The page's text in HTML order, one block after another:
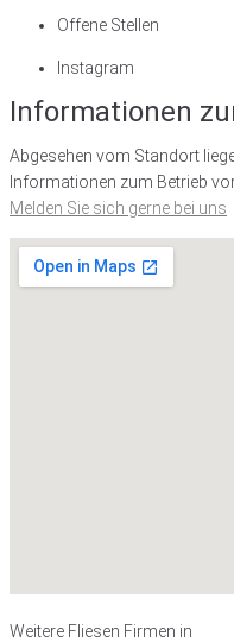
Offene Stellen
Instagram
Informationen
Abgesehen vom Standort
Informationen zum Betrieb
Melden Sie sich gerne bei uns
Weitere Fliesen Firmen in